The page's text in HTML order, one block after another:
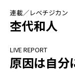
連載／レベチジカン
杢代和人
LIVE REPORT
原因は自分